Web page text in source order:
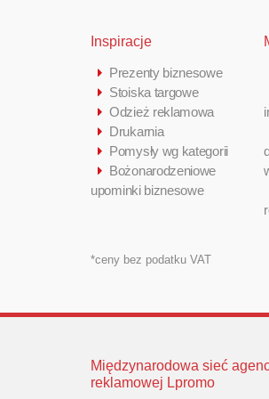
Inspiracje
Prezenty biznesowe
Stoiska targowe
Odzież reklamowa
Drukarnia
Pomysły wg kategorii
Bożonarodzeniowe
upominki biznesowe
*ceny bez podatku VAT
Międzynarodowa sieć
reklamowej Lpromo